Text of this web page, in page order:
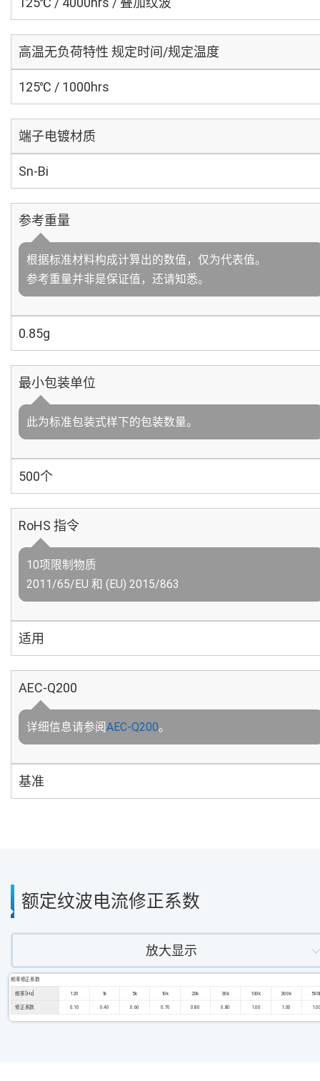
高温无负荷特性 规定时间/规定温度
125℃ / 1000hrs
端子电镀材质
Sn-Bi
参考重量
根据标准材料构成计算出的数值，仅为代表值。
参考重量并非是保证值，还请知悉。
0.85g
最小包装单位
此为标准包装式样下的包装数量。
500个
RoHS 指令
10项限制物质
2011/65/EU 和 (EU) 2015/863
适用
AEC-Q200
详细信息请参阅AEC-Q200。
基准
额定纹波电流修正系数
放大显示
频率修正系数
频率 [Hz] 120 1k 5k 10k 20k 30k 100k 300k
修正系数 0.10 0.40 0.60 0.70 0.80 0.80 1.00 1.00